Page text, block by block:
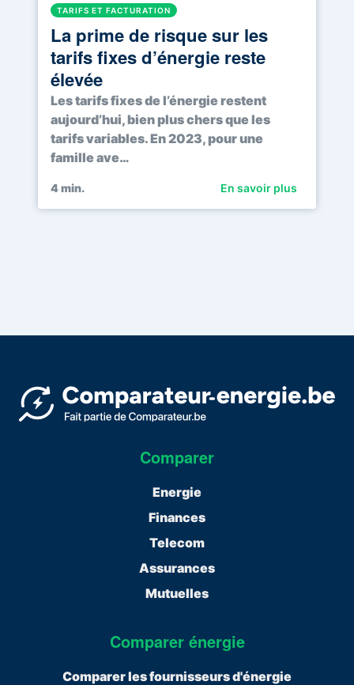
TARIFS ET FACTURATION
La prime de risque sur les
tarifs fixes d’énergie reste
élevée
Les tarifs fixes de l’énergie restent
aujourd’hui, bien plus chers que les
tarifs variables. En 2023, pour une
famille ave…
4min. En savoir plus
Comparer
Energie
Finances
Telecom
Assurances
Mutuelles
Comparer énergie
Comparer les fournisseurs d'énergie